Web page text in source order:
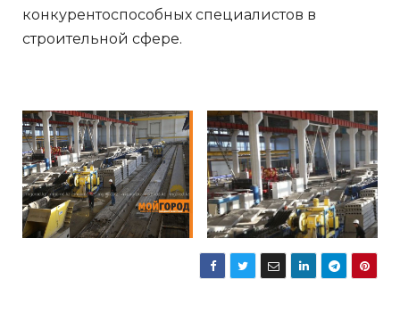
конкурентоспособных специалистов в
строительной сфере.